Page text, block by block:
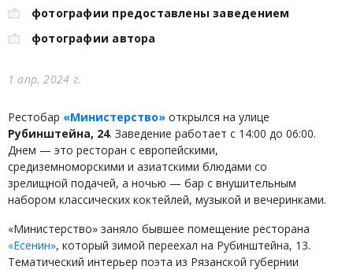
фотографии предоставлены заведением
фотографии автора
1 апр. 2024 г.
Рестобар «Министерство» открылся на улице
Рубинштейна, 24. Заведение работает с 14:00 до 06:00.
Днем — это ресторан с европейскими,
средиземноморскими и азиатскими блюдами со
зрелищной подачей, а ночью — бар с внушительным
набором классических коктейлей, музыкой и вечеринками.
«Министерство» заняло бывшее помещение ресторана
«Есенин», который зимой переехал на Рубинштейна, 13.
Тематический интерьер поэта из Рязанской губернии